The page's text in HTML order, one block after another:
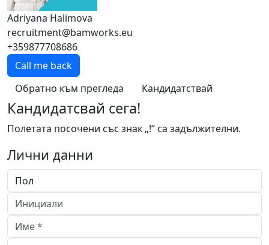
Adriyana Halimova
recruitment@bamworks.eu
+359877708686
Call me back
Обратно към прегледа
Кандидатствай
Кандидатсвай сега!
Полетата посочени със знак „!“ са задължителни.
Лични данни